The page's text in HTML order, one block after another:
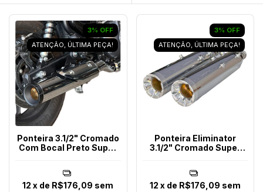
3% OFF
ATENÇÃO, ÚLTIMA PEÇA!
Ponteira 3.1/2" Cromado
Com Bocal Preto Super
12 x de R$176,09 sem
3% OFF
ATENÇÃO, ÚLTIMA PEÇA!
Ponteira Eliminator
3.1/2" Cromado Super
12 x de R$176,09 sem